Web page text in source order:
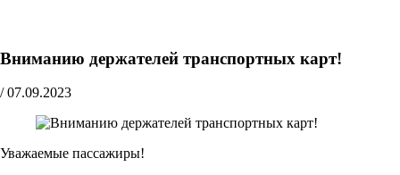
Вниманию держателей транспортных карт!
/ 07.09.2023
Уважаемые пассажиры!